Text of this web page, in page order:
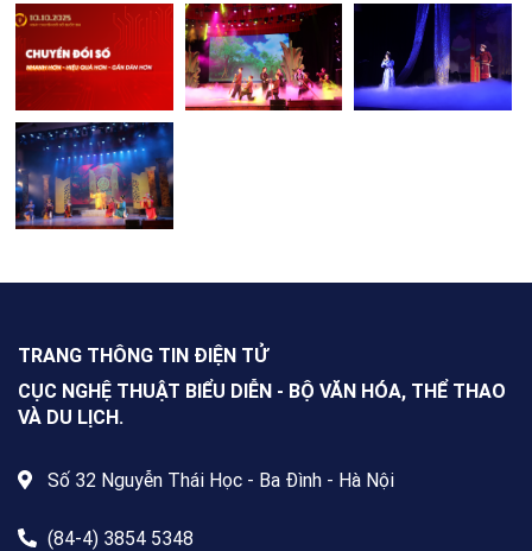
TRANG THÔNG TIN ĐIỆN TỬ
CỤC NGHỆ THUẬT BIỂU DIỄN - BỘ VĂN HÓA, THỂ THAO
VÀ DU LỊCH.
Số 32 Nguyễn Thái Học - Ba Đình - Hà Nội
(84-4) 3854 5348